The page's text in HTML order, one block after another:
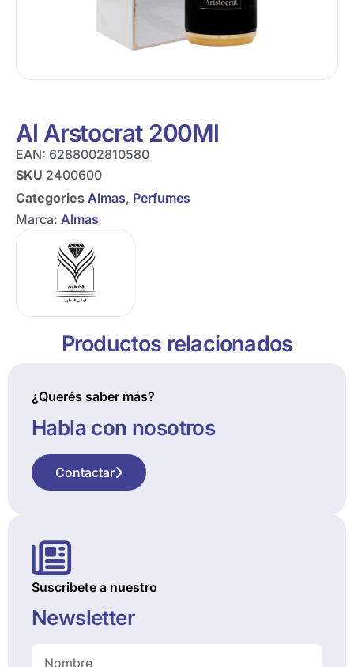
Al Arstocrat 200Ml
EAN: 6288002810580
SKU 2400600
Categories Almas, Perfumes
Marca: Almas
Productos relacionados
¿Querés saber más?
Habla con nosotros
Contactar
Suscribete a nuestro
Newsletter